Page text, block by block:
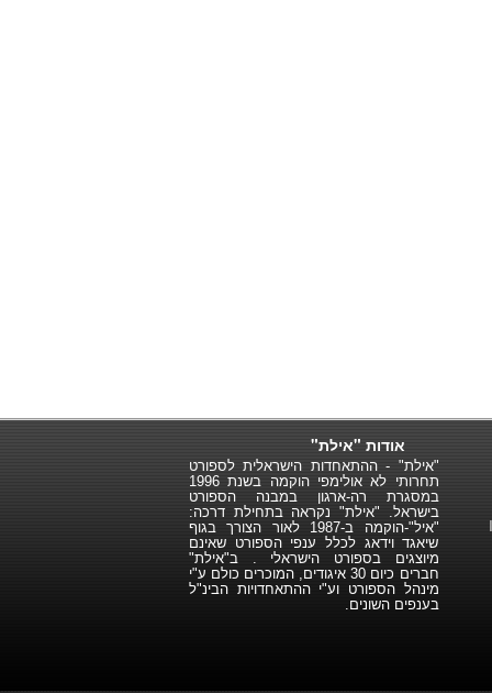
אודות "אילת"
"אילת" - ההתאחדות הישראלית לספורט
תחרותי לא אולימפי הוקמה בשנת 1996
במסגרת רה-ארגון במבנה הספורט
בישראל. "אילת" נקראה בתחילת דרכה:
"איל"-הוקמה ב-1987 לאור הצורך בגוף
שיאגד וידאג לכלל ענפי הספורט שאינם
מיוצגים בספורט הישראלי . ב"אילת"
חברים כיום 30 איגודים, המוכרים כולם ע"י
מינהל הספורט וע"י ההתאחדויות הבינ"ל
בענפים השונים.